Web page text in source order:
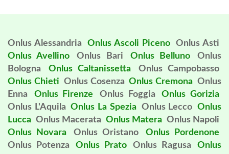
Onlus Alessandria Onlus Ascoli Piceno
Onlus Asti
Onlus Avellino
Onlus Bari Onlus Belluno
Onlus
Bologna
Onlus Caltanissetta
Onlus Campobasso
Onlus Chieti Onlus Cosenza Onlus Cremona Onlus
Enna
Onlus Firenze Onlus Foggia
Onlus Gorizia
Onlus L'Aquila Onlus La Spezia Onlus Lecco Onlus
Lucca Onlus Macerata Onlus Matera Onlus Napoli
Onlus Novara
Onlus Oristano
Onlus Pordenone
Onlus Potenza
Onlus Prato Onlus Ragusa
Onlus